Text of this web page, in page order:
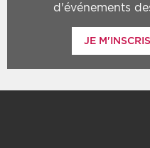
d'événements
JE